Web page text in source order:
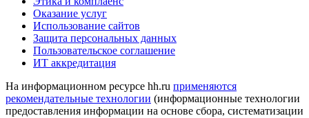
Оказание услуг
Использование сайтов
Защита персональных данных
Пользовательское соглашение
ИТ аккредитация
На информационном ресурсе hh.ru применяются
рекомендательные технологии (информационные технологии
предоставления информации на основе сбора, систематизации